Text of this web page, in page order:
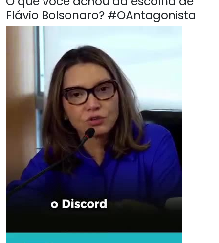
Flávio Bolsonaro? #OAntagonista